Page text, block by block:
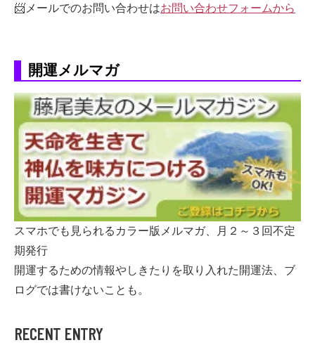
📨メールでのお問い合わせはお問い合わせフォームから
開運メルマガ
スマホでも見られるカラー版メルマガ、月２～３回不定
期発行
開運するための情報やしきたりを取り入れた開運法、ブ
ログでは書けないことも。
RECENT ENTRY